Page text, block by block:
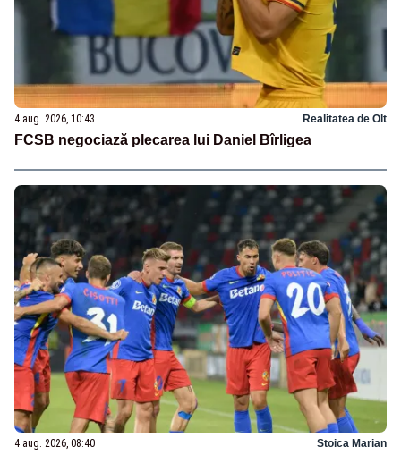
4 aug. 2026, 10:43 Realitatea de Olt
FCSB negociază plecarea lui Daniel Bîrligea
4 aug. 2026, 08:40 Stoica Marian